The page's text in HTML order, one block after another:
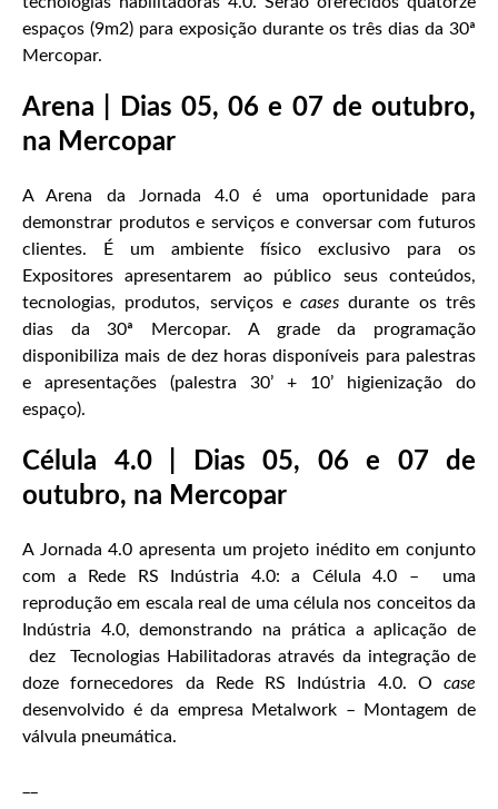
espaços (9m2) para exposição durante os três dias da 30ª
Mercopar.
Arena | Dias 05, 06 e 07 de outubro,
na Mercopar
A Arena da Jornada 4.0 é uma oportunidade para
demonstrar produtos e serviços e conversar com futuros
clientes. É um ambiente físico exclusivo para os
Expositores apresentarem ao público seus conteúdos,
tecnologias, produtos, serviços ecases durante os três
dias da 30ª Mercopar. A grade da programação
disponibiliza mais de dez horas disponíveis para palestras
e apresentações (palestra 30’ + 10’ higienização do
espaço).
Célula 4.0 | Dias 05, 06 e 07 de
outubro, na Mercopar
A Jornada 4.0 apresenta um projeto inédito em conjunto
com a Rede RS Indústria 4.0: a Célula 4.0 – uma
reprodução em escala real de uma célula nos conceitos da
Indústria 4.0, demonstrando na prática a aplicação de
dez Tecnologias Habilitadoras através da integração de
doze fornecedores da Rede RS Indústria 4.0. O case
desenvolvido é da empresa Metalwork – Montagem de
válvula pneumática.